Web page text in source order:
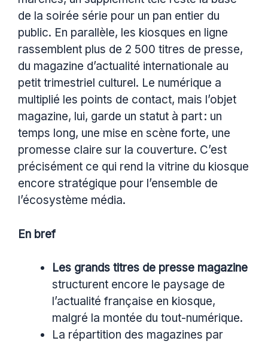
de la soirée série pour un pan entier du
public. En parallèle, les kiosques en ligne
rassemblent plus de 2 500 titres de presse,
du magazine d’actualité internationale au
petit trimestriel culturel. Le numérique a
multiplié les points de contact, mais l’objet
magazine, lui, garde un statut à part : un
temps long, une mise en scène forte, une
promesse claire sur la couverture. C’est
précisément ce qui rend la vitrine du kiosque
encore stratégique pour l’ensemble de
l’écosystème média.
En bref
Les grands titres de presse magazine
structurent encore le paysage de
l’actualité française en kiosque,
malgré la montée du tout-numérique.
La répartition des magazines par